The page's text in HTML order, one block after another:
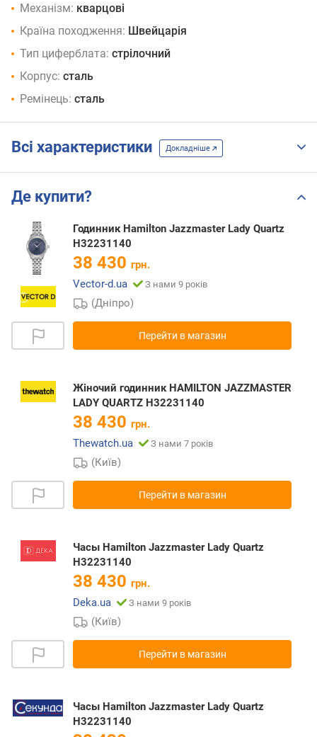
Механізм: кварцові
Країна походження: Швейцарія
Тип циферблата: стрілочний
Корпус: сталь
Ремінець: сталь
Всі характеристики Докладніше
Де купити?
Годинник Hamilton Jazzmaster Lady Quartz
H32231140
38 430 грн.
Vector-d.ua
З нами 9 років
(Дніпро)
Перейти в магазин
Жіночий годинник HAMILTON JAZZMASTER
LADY QUARTZ H32231140
38 430 грн.
Thewatch.ua
З нами 7 років
(Київ)
Перейти в магазин
Часы Hamilton Jazzmaster Lady Quartz
H32231140
38 430 грн.
Deka.ua
З нами 9 років
(Київ)
Перейти в магазин
Часы Hamilton Jazzmaster Lady Quartz
H32231140